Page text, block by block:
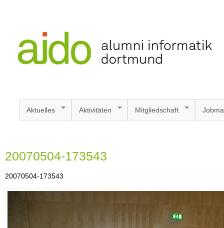
Aktuelles Aktivitäten Mitgliedschaft
20070504-173543
20070504-173543